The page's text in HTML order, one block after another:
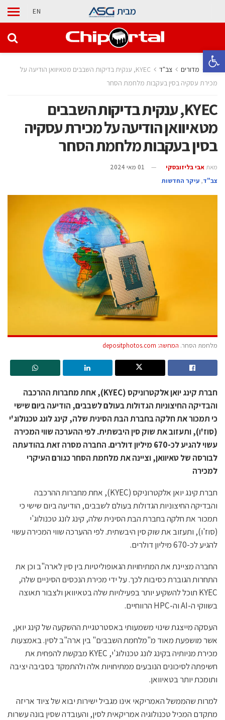
פתח סרגל נגישות
מבית EN
בית מדורים ‫צב"ד‬
KYEC, ענקית בדיקות השבבים מטאיוואן הודיעה על
מכירת עסקיה בסין בעקבות מלחמת הסחר
KYEC, ענקית בדיקות השבבים
מטאיוואן הודיעה על מכירת עסקיה
בסין בעקבות מלחמת הסחר
מאת אבי בליזובסקי
01 מאי 2024
‫צב"ד‬, עיקר החדשות
מלחמת הסחר. המחשה: depositphotos.com
חברת קינג יואן אלקטרוניקס (KYEC), אחת מחברות ההרכבה
והבדיקה החיצוניות הגדולות בעולם לשבבים, הודיעה ביום שישי
כי תמכור את חלקה בחברת הבת הסינית שלה, קינג לונג טכנולוג'י
(סוז'ו), ותעזוב את שוק סין היבשתית. לפי ההערכה שווי המכירה
עשוי להגיע לכ-670 מיליון דולרים. החברה מסרה זאת בהודעתה
לבורסה של טאיוואן, וציינה את מלחמת הסחר כגורם העיקרי
למכירה
חברת קינג יואן אלקטרוניקס (KYEC), אחת מחברות ההרכבה
והבדיקה החיצוניות הגדולות בעולם לשבבים, הודיעה ביום שישי כי
תמכור את חלקה בחברת הבת הסינית שלה, קינג לונג טכנולוג'י
(סוז'ו), ותעזוב את שוק סין היבשתית. לפי ההערכה שווי המכירה עשוי
להגיע לכ-670 מיליון דולרים.
החברה מציינת את המתיחויות הגאופוליטיות בין סין לארה"ב וכן את
התחרות הגוברת כסיבות לכך. על ידי מכירת הנכסים הסיניים שלה,
KYEC תוכל להשקיע יותר בפעילויות שלה בטאיוואן ולצבור תאוצה
בשווקי ה-AI וה-HPC הרווחיים.
העסקה מייצגת שינוי משמעותי באסטרטגיית ההשקעה של קינג יואן,
אשר מושפעת מאוד מ"מלחמת השבבים" בין ארה"ב לסין. באמצעות
מכירת מניותיה בקינג לונג טכנולוג'י, KYEC מבקשת להפחית את
חשיפתה לסיכונים הנובעים ממתיחויות אלה ולהתמקד בסביבה יציבה
ותומכת יותר בטאיוואן.
למרות שהממשל האמריקאי אינו מגביל ישירות יבוא של ציוד אריזה
מתקדם המכיל טכנולוגיה אמריקאית לסין, והעובדה שסין בונה עשרות